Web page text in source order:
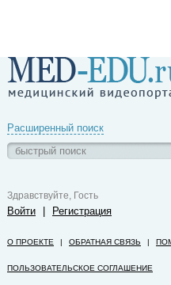
Расширенный поиск
Здравствуйте, Гость
Войти Регистрация
О ПРОЕКТЕ | ОБРАТНАЯ СВЯЗЬ |
ПОЛЬЗОВАТЕЛЬСКОЕ СОГЛАШЕНИЕ